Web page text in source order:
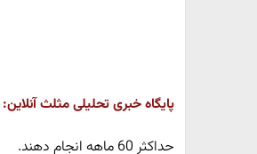
پایگاه خبری تحلیلی مثلث آنلاین:
حداکثر 60 ماهه انجام دهند.